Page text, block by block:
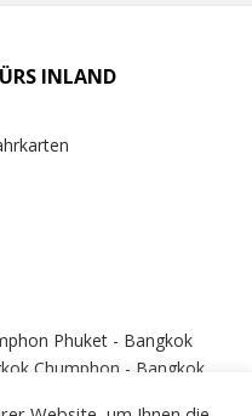
INLAND
Phuket - Bangkok
Chumphon - Bangkok